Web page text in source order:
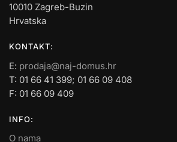
10010 Zagreb-Buzin
Hrvatska
KONTAKT:
E: prodaja@naj-domus.hr
T: 01 66 41 399; 01 66 09 408
F: 01 66 09 409
INFO:
O nama